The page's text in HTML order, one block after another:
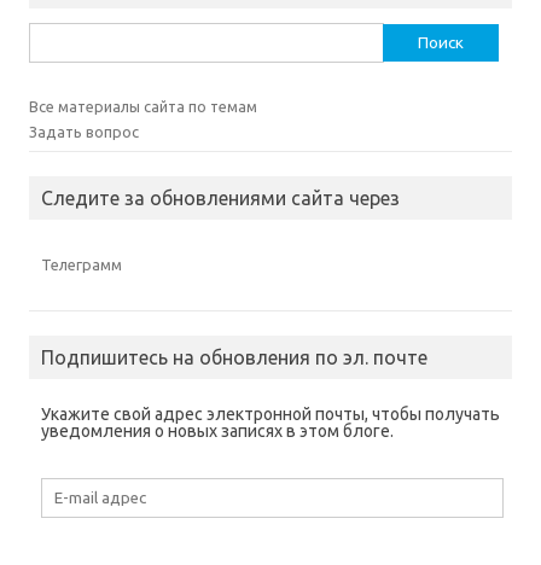
Все материалы сайта по темам
Задать вопрос
Следите за обновлениями сайта через
Телеграмм
Подпишитесь на обновления по эл. почте
Укажите свой адрес электронной почты, чтобы получать
уведомления о новых записях в этом блоге.
E-
mail
адрес